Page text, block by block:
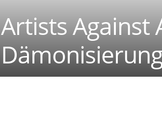
Artists Against